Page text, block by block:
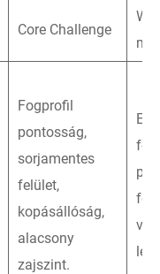
Core Challenge
Fogprofil
pontosság,
sorjamentes
felület,
kopásállóság,
alacsony
zajszint.